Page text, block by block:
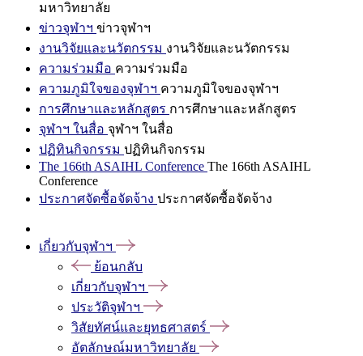
มหาวิทยาลัย
ข่าวจุฬาฯ ข่าวจุฬาฯ
งานวิจัยและนวัตกรรม งานวิจัยและนวัตกรรม
ความร่วมมือ ความร่วมมือ
ความภูมิใจของจุฬาฯ ความภูมิใจของจุฬาฯ
การศึกษาและหลักสูตร การศึกษาและหลักสูตร
จุฬาฯ ในสื่อ จุฬาฯ ในสื่อ
ปฏิทินกิจกรรม ปฏิทินกิจกรรม
The 166th ASAIHL Conference The 166th ASAIHL
Conference
ประกาศจัดซื้อจัดจ้าง ประกาศจัดซื้อจัดจ้าง
เกี่ยวกับจุฬาฯ
ย้อนกลับ
เกี่ยวกับจุฬาฯ
ประวัติจุฬาฯ
วิสัยทัศน์และยุทธศาสตร์
อัตลักษณ์มหาวิทยาลัย